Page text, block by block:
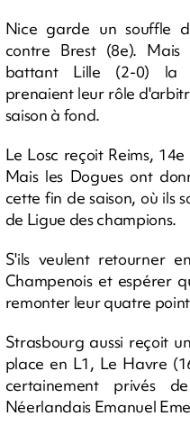
Nice garde un souffle
contre Brest (8e).
battant Lille (2-0) la
prenaient leur rôle
saison à fond.
Le Losc reçoit Reims,
Mais les Dogues ont
cette fin de saison, où ils
de Ligue des champions.
S'ils veulent retourner
Champenois et espérer
remonter leur quatre
Strasbourg aussi reçoit
place en L1, Le Havre
certainement privés
Néerlandais Emanuel